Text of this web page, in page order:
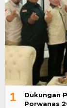
1
Dukungan
Porwanas